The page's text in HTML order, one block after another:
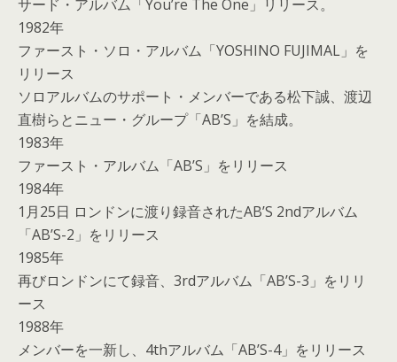
サード・アルバム「You’re The One」リリース。
1982年
ファースト・ソロ・アルバム「YOSHINO FUJIMAL」を
リリース
ソロアルバムのサポート・メンバーである松下誠、渡辺
直樹らとニュー・グループ「AB’S」を結成。
1983年
ファースト・アルバム「AB’S」をリリース
1984年
1月25日 ロンドンに渡り録音されたAB’S 2ndアルバム
「AB’S-2」をリリース
1985年
再びロンドンにて録音、3rdアルバム「AB’S-3」をリリ
ース
1988年
メンバーを一新し、4thアルバム「AB’S-4」をリリース